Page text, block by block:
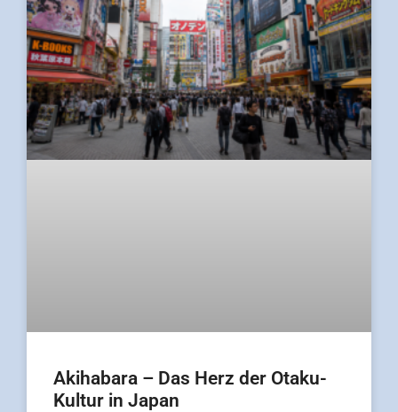
Akihabara – Das Herz der Otaku-
Kultur in Japan